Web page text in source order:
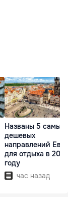
Названы 5 самых
дешевых
направлений
для отдыха в
году
час назад